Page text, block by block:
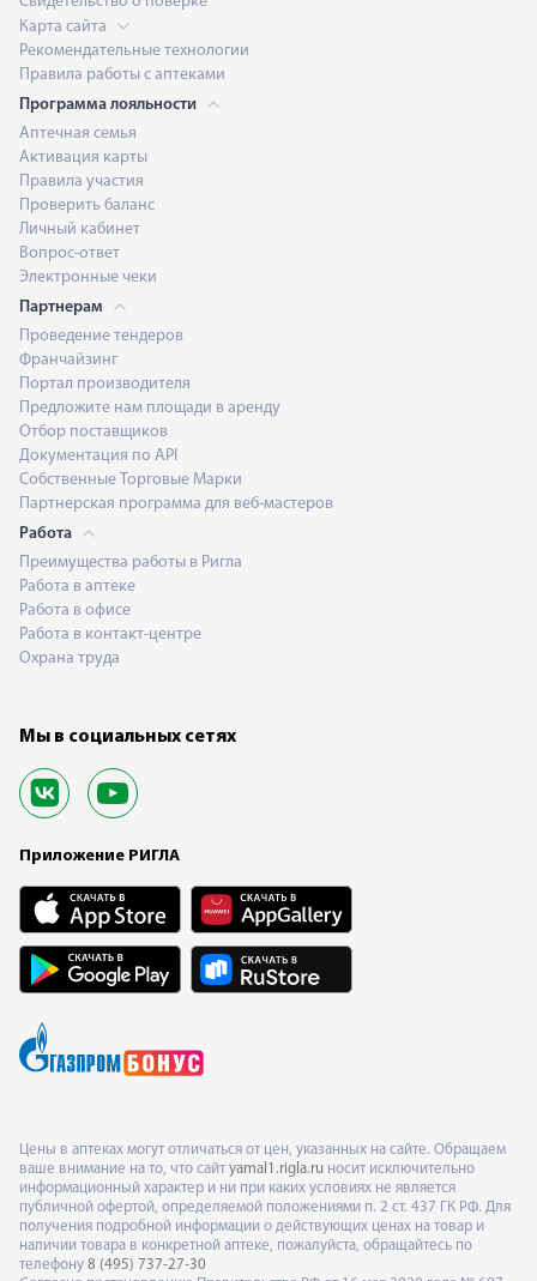
Карта сайта
Рекомендательные технологии
Правила работы с аптеками
Программа лояльности
Аптечная семья
Активация карты
Правила участия
Проверить баланс
Личный кабинет
Вопрос-ответ
Электронные чеки
Партнерам
Проведение тендеров
Франчайзинг
Портал производителя
Предложите нам площади в аренду
Отбор поставщиков
Документация по API
Собственные Торговые Марки
Партнерская программа для веб-мастеров
Работа
Преимущества работы в Ригла
Работа в аптеке
Работа в офисе
Работа в контакт-центре
Охрана труда
Мы в социальных сетях
Приложение РИГЛА
Цены в аптеках могут отличаться от цен, указанных на сайте. Обращаем
ваше внимание на то, что сайт yamal1.rigla.ru носит исключительно
информационный характер и ни при каких условиях не является
публичной офертой, определяемой положениями п. 2 ст. 437 ГК РФ. Для
получения подробной информации о действующих ценах на товар и
наличии товара в конкретной аптеке, пожалуйста, обращайтесь по
телефону 8 (495) 737-27-30